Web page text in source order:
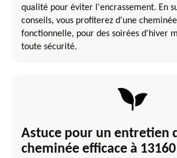
qualité pour éviter l'encrassement. En
conseils, vous profiterez d'une
fonctionnelle, pour des soirées d'hiver
toute sécurité.
Astuce pour un entretien
cheminée efficace à 13160